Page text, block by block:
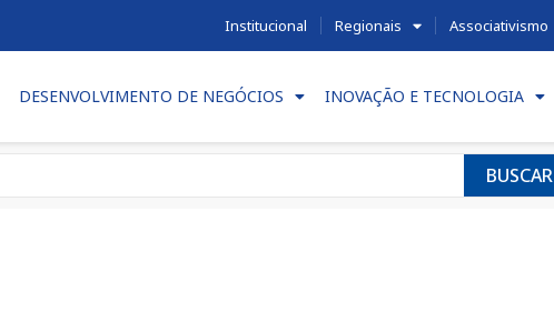
Institucional Regionais Associativismo
DESENVOLVIMENTO DE NEGÓCIOS INOVAÇÃO E TECNOLOGIA
BUSCAR